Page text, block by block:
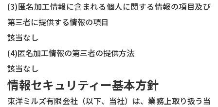
(3)匿名加工情報に含まれる個人に関する情報の項目及び
第三者に提供する情報の項目
該当なし
(4)匿名加工情報の第三者の提供方法
該当なし
情報セキュリティー基本方針
東洋ミルズ有限会社（以下、当社）は、業務上取り扱う当